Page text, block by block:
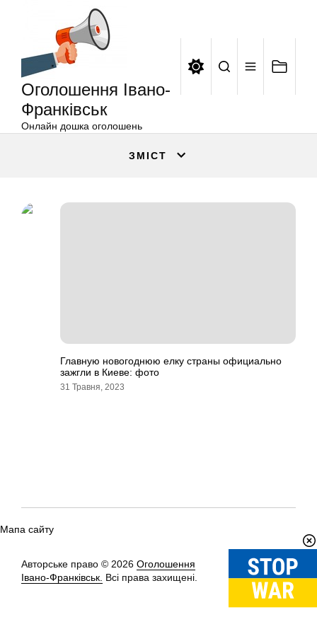
Оголошення Івано-
Франківськ
Онлайн дошка оголошень
ЗМІСТ
Главную новогоднюю елку страны официально
зажгли в Киеве: фото
31 Травня, 2023
Мапа сайту
Авторське право © 2026 Оголошення
Івано-Франківськ. Всі права захищені.
Вгору↑